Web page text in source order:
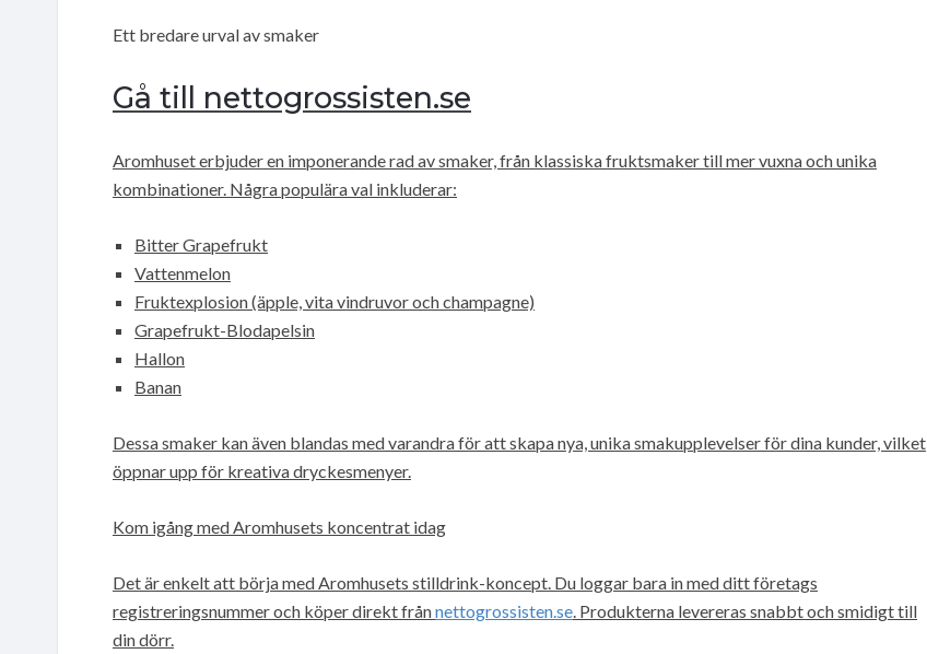
Ett bredare urval av smaker
Gå till nettogrossisten.se
Aromhuset erbjuder en imponerande rad av smaker, från klassiska fruktsmaker till mer vuxna och unika
kombinationer. Några populära val inkluderar:
Bitter Grapefrukt
Vattenmelon
Fruktexplosion (äpple, vita vindruvor och champagne)
Grapefrukt-Blodapelsin
Hallon
Banan
Dessa smaker kan även blandas med varandra för att skapa nya, unika smakupplevelser för dina kunder, vilket
öppnar upp för kreativa dryckesmenyer.
Kom igång med Aromhusets koncentrat idag
Det är enkelt att börja med Aromhusets stilldrink-koncept. Du loggar bara in med ditt företags
registreringsnummer och köper direkt frånnettogrossisten.se. Produkterna levereras snabbt och smidigt till
din dörr.